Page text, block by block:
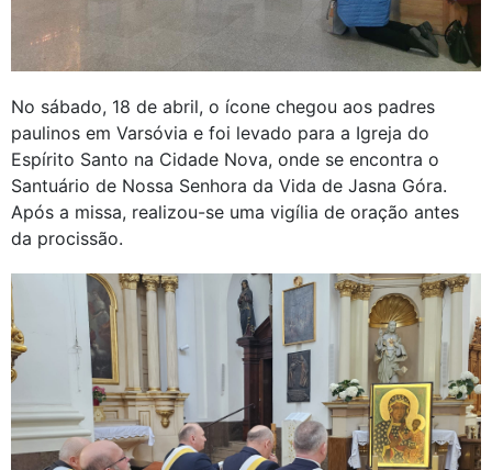
No sábado, 18 de abril, o ícone chegou aos padres
paulinos em Varsóvia e foi levado para a Igreja do
Espírito Santo na Cidade Nova, onde se encontra o
Santuário de Nossa Senhora da Vida de Jasna Góra.
Após a missa, realizou-se uma vigília de oração antes
da procissão.